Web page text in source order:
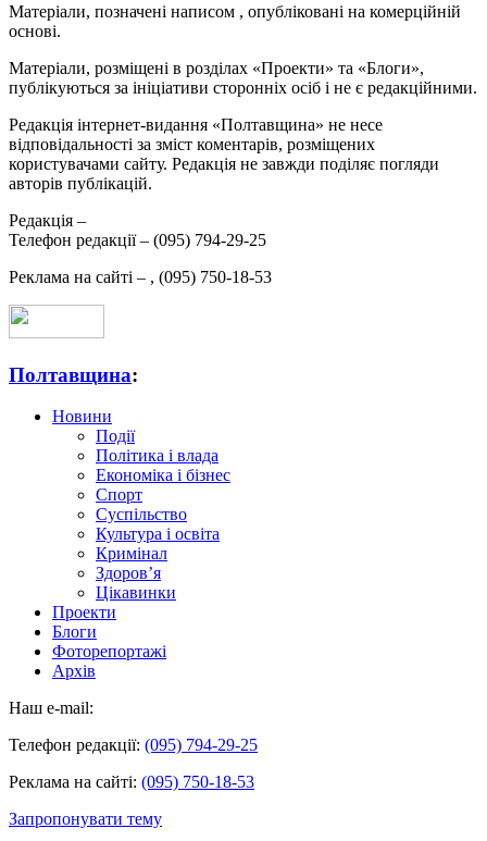
Матеріали, позначені написом , опубліковані на комерційній
основі.
Матеріали, розміщені в розділах «Проекти» та «Блоги»,
публікуються за ініціативи сторонніх осіб і не є редакційними.
Редакція інтернет-видання «Полтавщина» не несе
відповідальності за зміст коментарів, розміщених
користувачами сайту. Редакція не завжди поділяє погляди
авторів публікацій.
Редакція –
Телефон редакції – (095) 794-29-25
Реклама на сайті – , (095) 750-18-53
Полтавщина:
Новини
Події
Політика і влада
Економіка і бізнес
Спорт
Суспільство
Культура і освіта
Кримінал
Здоров’я
Цікавинки
Проекти
Блоги
Фоторепортажі
Архів
Наш e-mail:
Телефон редакції: (095) 794-29-25
Реклама на сайті: (095) 750-18-53
Запропонувати тему